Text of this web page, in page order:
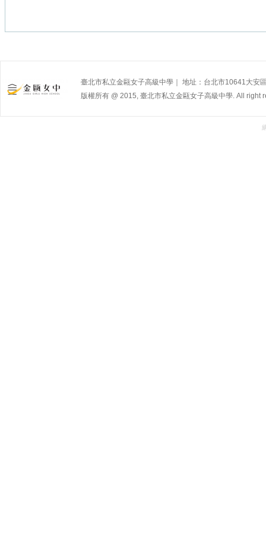
臺北市私立金甌女子高級中學｜ 地址：台北市10641大安
版權所有 @ 2015, 臺北市私立金甌女子高級中學. All right